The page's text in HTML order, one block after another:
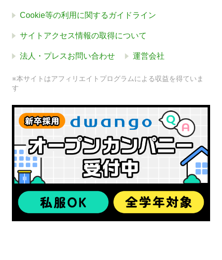
Cookie等の利用に関するガイドライン
サイトアクセス情報の取得について
法人・プレスお問い合わせ 運営会社
※本サイトはアフィリエイトプログラムによる収益を得ていま
す